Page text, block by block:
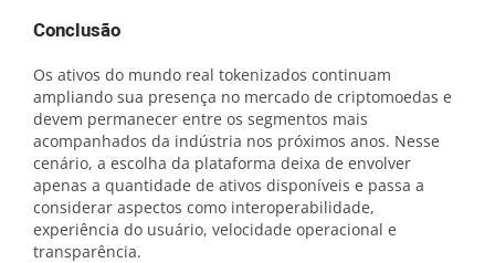
Conclusão
Os ativos do mundo real tokenizados continuam
ampliando sua presença no mercado de criptomoedas e
devem permanecer entre os segmentos mais
acompanhados da indústria nos próximos anos. Nesse
cenário, a escolha da plataforma deixa de envolver
apenas a quantidade de ativos disponíveis e passa a
considerar aspectos como interoperabilidade,
experiência do usuário, velocidade operacional e
transparência.